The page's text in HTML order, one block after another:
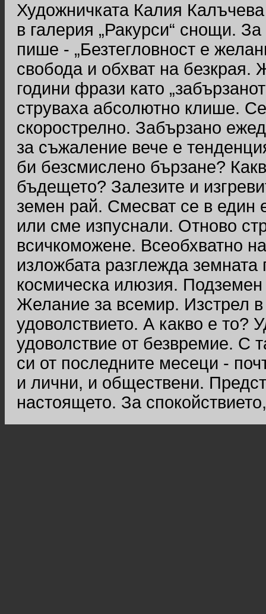
Художничката Калия Калъчева
в галерия „Ракурси“ снощи.
пише - „Безтегловност е
свобода и обхват на
години фрази като
струваха абсолютно клише.
скорострелно. Забързано
за съжаление вече е
би безсмислено бързане?
бъдещето? Залезите и
земен рай. Смесват се в един
или сме изпуснали. Отново
всичкоможене. Всеобхватно
изложбата разглежда
космическа илюзия.
Желание за всемир. Изстрел
удоволствието. А какво е то?
удоволствие от безвремие. С
си от последните месеци -
и лични, и обществени.
настоящето. За